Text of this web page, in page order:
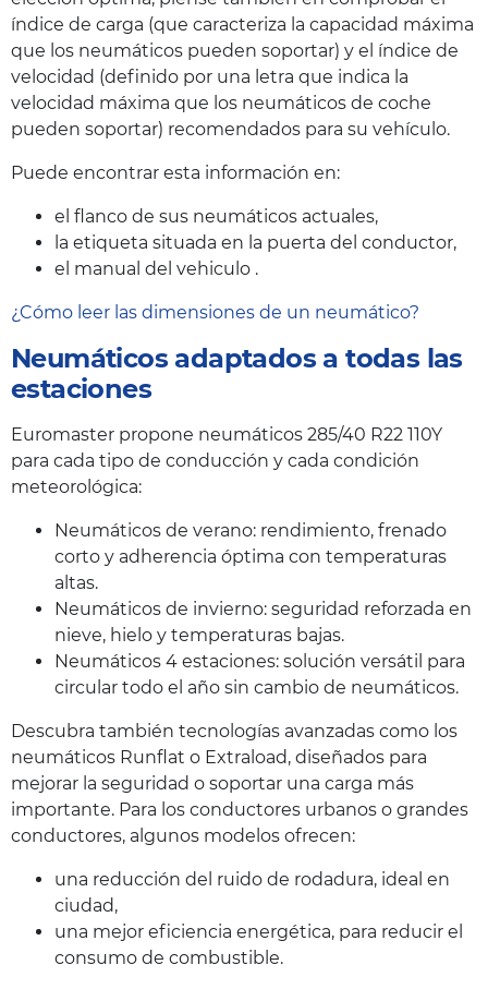
índice de carga (que caracteriza la capacidad máxima
que los neumáticos pueden soportar) y el índice de
velocidad (definido por una letra que indica la
velocidad máxima que los neumáticos de coche
pueden soportar) recomendados para su vehículo.
Puede encontrar esta información en:
el flanco de sus neumáticos actuales,
la etiqueta situada en la puerta del conductor,
el manual del vehiculo .
¿Cómo leer las dimensiones de un neumático?
Neumáticos adaptados a todas las
estaciones
Euromaster propone neumáticos 285/40 R22 110Y
para cada tipo de conducción y cada condición
meteorológica:
Neumáticos de verano: rendimiento, frenado
corto y adherencia óptima con temperaturas
altas.
Neumáticos de invierno: seguridad reforzada en
nieve, hielo y temperaturas bajas.
Neumáticos 4 estaciones: solución versátil para
circular todo el año sin cambio de neumáticos.
Descubra también tecnologías avanzadas como los
neumáticos Runflat o Extraload, diseñados para
mejorar la seguridad o soportar una carga más
importante. Para los conductores urbanos o grandes
conductores, algunos modelos ofrecen:
una reducción del ruido de rodadura, ideal en
ciudad,
una mejor eficiencia energética, para reducir el
consumo de combustible.